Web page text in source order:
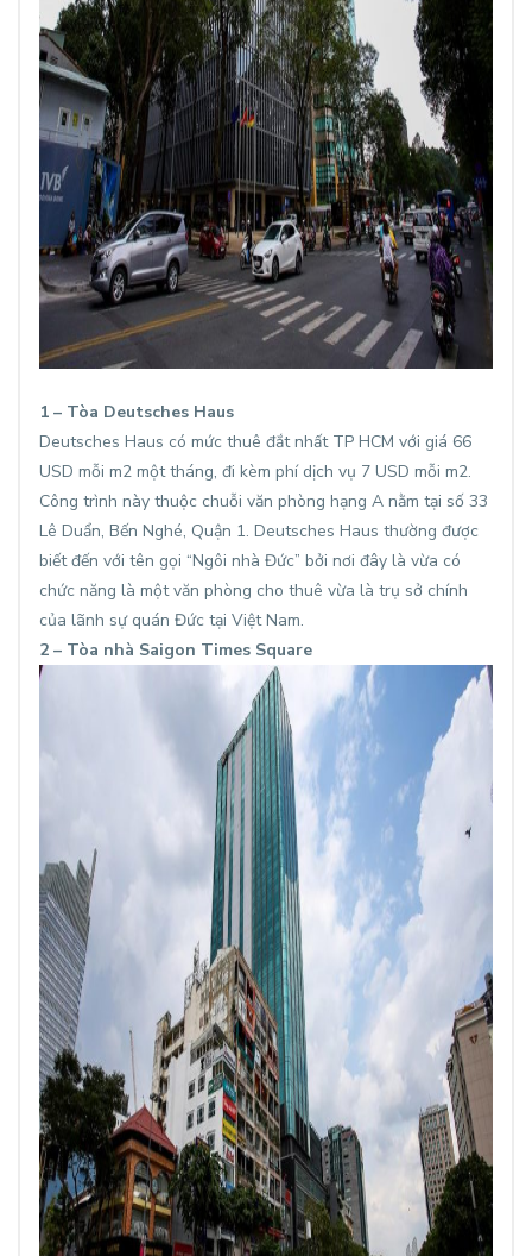
1 – Tòa Deutsches Haus
Deutsches Haus có mức thuê đắt nhất TP HCM với giá 66
USD mỗi m2 một tháng, đi kèm phí dịch vụ 7 USD mỗi m2.
Công trình này thuộc chuỗi văn phòng hạng A nằm tại số 33
Lê Duẩn, Bến Nghé, Quận 1. Deutsches Haus thường được
biết đến với tên gọi “Ngôi nhà Đức” bởi nơi đây là vừa có
chức năng là một văn phòng cho thuê vừa là trụ sở chính
của lãnh sự quán Đức tại Việt Nam.
2 – Tòa nhà Saigon Times Square